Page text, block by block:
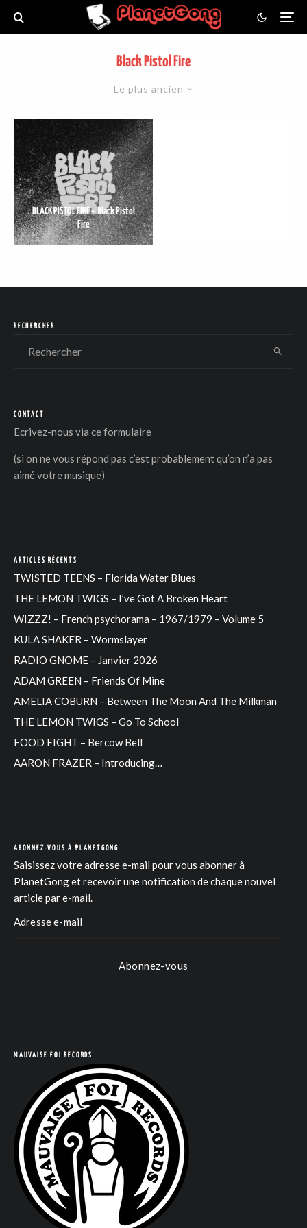
Black Pistol Fire
Le plus ancien
BLACK PISTOL FIRE – Black Pistol
Fire
RECHERCHER
CONTACT
Ecrivez-nous via ce formulaire
(si on ne vous répond pas c’est probablement qu’on n’a pas
aimé votre musique)
ARTICLES RÉCENTS
TWISTED TEENS – Florida Water Blues
THE LEMON TWIGS – I’ve Got A Broken Heart
WIZZZ! – French psychorama – 1967/1979 – Volume 5
KULA SHAKER – Wormslayer
RADIO GNOME – Janvier 2026
ADAM GREEN – Friends Of Mine
AMELIA COBURN – Between The Moon And The Milkman
THE LEMON TWIGS – Go To School
FOOD FIGHT – Bercow Bell
AARON FRAZER – Introducing…
ABONNEZ-VOUS À PLANETGONG
Saisissez votre adresse e-mail pour vous abonner à
PlanetGong et recevoir une notification de chaque nouvel
article par e-mail.
Abonnez-vous
MAUVAISE FOI RECORDS